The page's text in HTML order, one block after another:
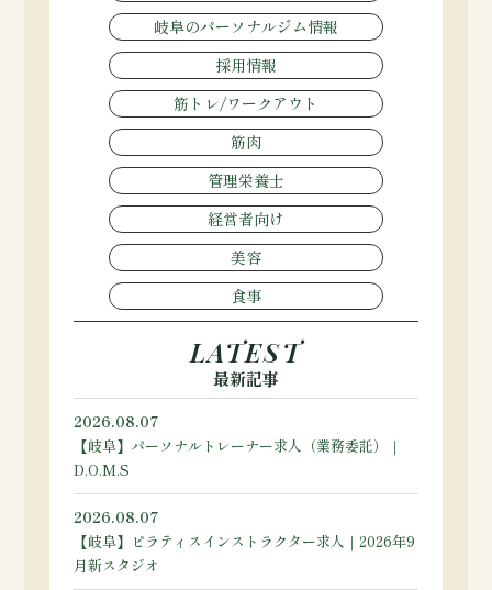
岐阜のパーソナルジム情報
採用情報
筋トレ/ワークアウト
筋肉
管理栄養士
経営者向け
美容
食事
LATEST
最新記事
2026.08.07
【岐阜】パーソナルトレーナー求人（業務委託）｜
D.O.M.S
2026.08.07
【岐阜】ピラティスインストラクター求人｜2026年9
月新スタジオ